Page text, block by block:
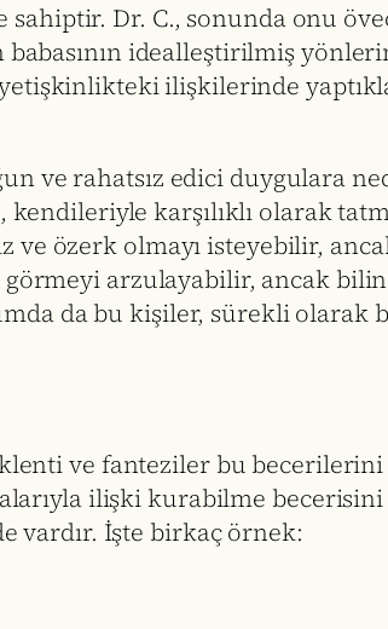
Dr. C., sonunda onu
babasının idealleştirilmiş
ilişkilerinde
ve rahatsız edici duygulara
kendileriyle karşılıklı olarak
özerk olmayı isteyebilir,
arzulayabilir, ancak
da bu kişiler, sürekli olarak
ve fanteziler bu
ilişki kurabilme
vardır. İşte birkaç örnek: